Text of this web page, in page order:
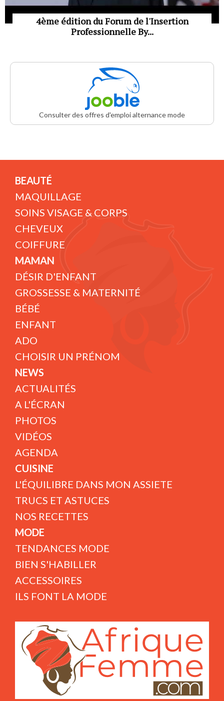
4ème édition du Forum de l'Insertion
Professionnelle By...
Consulter des offres d'emploi alternance mode
BEAUTÉ
MAQUILLAGE
SOINS VISAGE & CORPS
CHEVEUX
COIFFURE
MAMAN
DÉSIR D'ENFANT
GROSSESSE & MATERNITÉ
BÉBÉ
ENFANT
ADO
CHOISIR UN PRÉNOM
NEWS
ACTUALITÉS
A L'ÉCRAN
PHOTOS
VIDÉOS
AGENDA
CUISINE
L'ÉQUILIBRE DANS MON ASSIETE
TRUCS ET ASTUCES
NOS RECETTES
MODE
TENDANCES MODE
BIEN S'HABILLER
ACCESSOIRES
ILS FONT LA MODE